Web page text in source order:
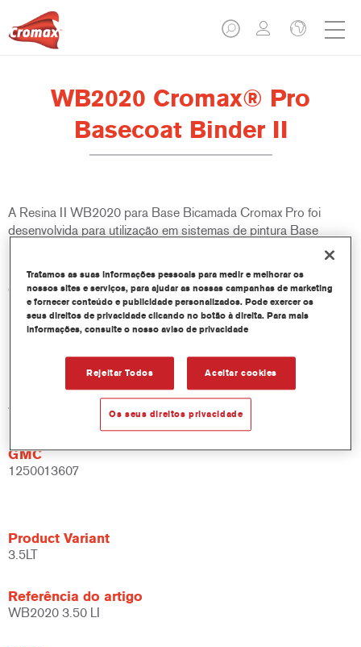
WB2020 Cromax® Pro
Basecoat Binder II
A Resina II WB2020 para Base Bicamada Cromax Pro foi
desenvolvida para utilização em sistemas de pintura Base
Características do produto
Product Variant
Referência do artigo
WB2020 DW 1 LT
GMC
1250013607
Product Variant
3.5LT
Referência do artigo
WB2020 3.50 LI
Tratamos as suas informações pessoais para medir e melhorar os
nossos sites e serviços, para ajudar as nossas campanhas de marketing
e fornecer conteúdo e publicidade personalizados. Pode exercer os
seus direitos de privacidade clicando no botão à direita. Para mais
informações, consulte o nosso aviso de privacidade
Rejeitar Todos Aceitar cookies
Os seus direitos privacidade